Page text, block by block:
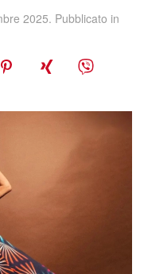
2025. Pubblicato in